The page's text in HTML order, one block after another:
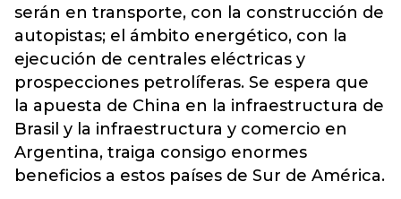
serán en transporte, con la construcción de
autopistas; el ámbito energético, con la
ejecución de centrales eléctricas y
prospecciones petrolíferas. Se espera que
la apuesta de China en la infraestructura de
Brasil y la infraestructura y comercio en
Argentina, traiga consigo enormes
beneficios a estos países de Sur de América.